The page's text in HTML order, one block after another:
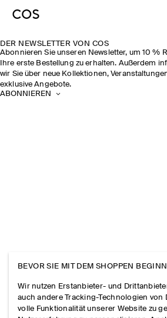
DER NEWSLETTER VON COS
Abonnieren Sie unseren Newsletter, um 10 %
Ihre erste Bestellung zu erhalten. Außerdem
wir Sie über neue Kollektionen,
exklusive Angebote.
ABONNIEREN
BEVOR SIE MIT DEM SHOPPEN
Wir nutzen Erstanbieter- und
auch andere Tracking-Technologien von
volle Funktionalität unserer Website zu